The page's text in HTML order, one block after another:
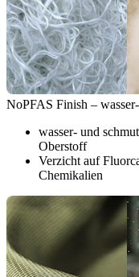
NoPFAS Finish –
wasser- und
Oberstoff
Verzicht auf
Chemikalien